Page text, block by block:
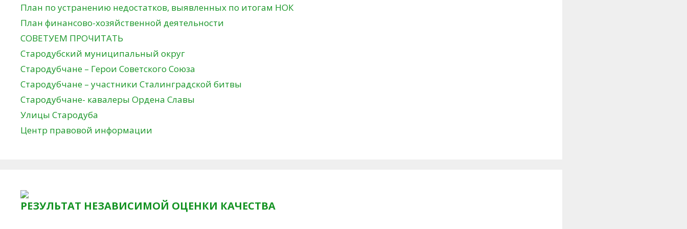
План по устранению недостатков, выявленных по итогам НОК
План финансово-хозяйственной деятельности
СОВЕТУЕМ ПРОЧИТАТЬ
Стародубский муниципальный округ
Стародубчане – Герои Советского Союза
Стародубчане – участники Сталинградской битвы
Стародубчане- кавалеры Ордена Славы
Улицы Стародуба
Центр правовой информации
РЕЗУЛЬТАТ НЕЗАВИСИМОЙ ОЦЕНКИ КАЧЕСТВА